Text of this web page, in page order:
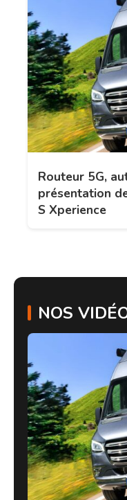
Routeur 5G,
présentation
S Xperience
NOS